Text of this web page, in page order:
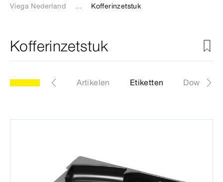
Viega Nederland ... Kofferinzetstuk
Kofferinzetstuk
model 2202.16 Artikelen Etiketten